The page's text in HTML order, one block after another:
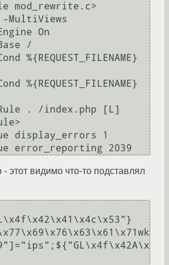
mod_rewrite.c>
MultiViews
On
/
%{REQUEST_FILENAME}
%{REQUEST_FILENAME}
. /index.php [L]
display_errors 1
- этот видимо что-то подставлял